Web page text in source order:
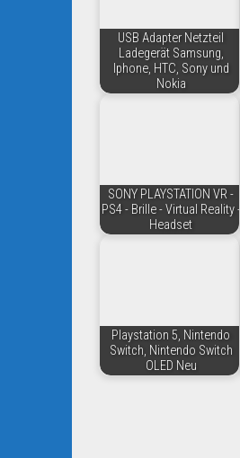
USB Adapter Netzteil
Ladegerät Samsung,
Iphone, HTC, Sony und
Nokia
SONY PLAYSTATION VR -
PS4 - Brille - Virtual Reality -
Headset
Playstation 5, Nintendo
Switch, Nintendo Switch
OLED Neu